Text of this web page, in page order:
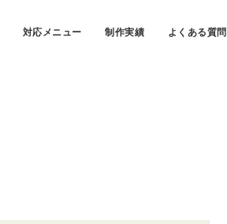
対応メニュー 制作実績 よくある質問